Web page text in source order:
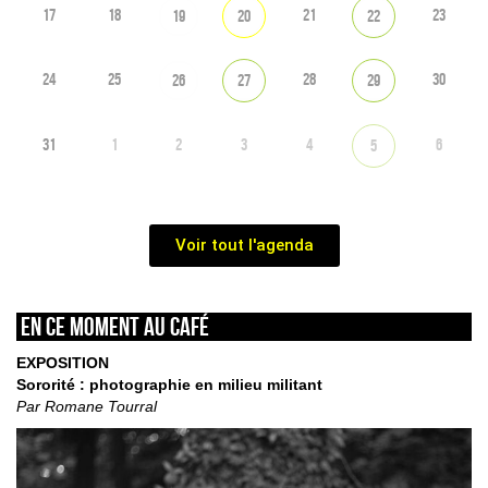
17 18 19 20 21 22 23
24 25 26 27 28 29 30
31 1 2 3 4 5 6
Voir tout l'agenda
En ce moment au café
EXPOSITION
Sororité : photographie en milieu militant
Par Romane Tourral